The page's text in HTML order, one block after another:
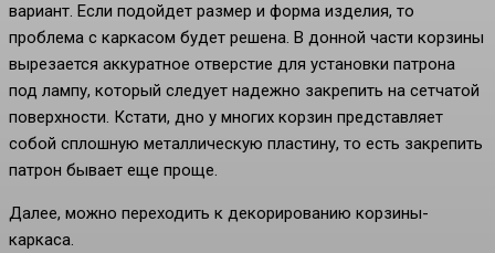
вариант. Если подойдет размер и форма изделия, то
проблема с каркасом будет решена. В донной части корзины
вырезается аккуратное отверстие для установки патрона
под лампу, который следует надежно закрепить на сетчатой
поверхности. Кстати, дно у многих корзин представляет
собой сплошную металлическую пластину, то есть закрепить
патрон бывает еще проще.
Далее, можно переходить к декорированию корзины-
каркаса.